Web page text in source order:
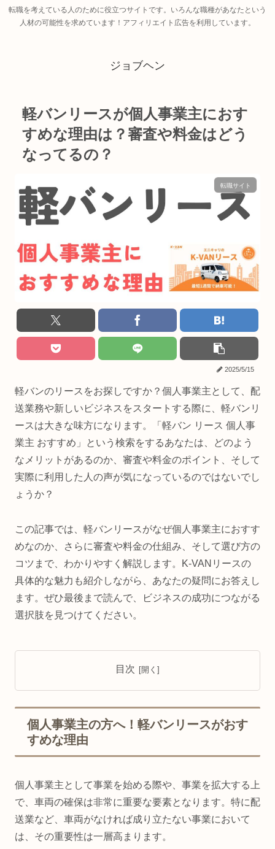
転職を考えている人のために役立つサイトです。いろんな職種があなたという
人材の可能性を求めています！アフィリエイト広告を利用しています。
ジョブヘン
軽バンリースが個人事業主におす
すめな理由は？審査や料金はどう
なってるの？
転職サイト
2025/5/15
軽バンのリースをお探しですか？個人事業主として、配
送業務や新しいビジネスをスタートする際に、軽バンリ
ースは大きな味方になります。「軽バン リース 個人事
業主 おすすめ」という検索をするあなたは、どのよう
なメリットがあるのか、審査や料金のポイント、そして
実際に利用した人の声が気になっているのではないでし
ょうか？
この記事では、軽バンリースがなぜ個人事業主におすす
めなのか、さらに審査や料金の仕組み、そして選び方の
コツまで、わかりやすく解説します。K-VANリースの
具体的な魅力も紹介しながら、あなたの疑問にお答えし
ます。ぜひ最後まで読んで、ビジネスの成功につながる
選択肢を見つけてください。
目次
個人事業主の方へ！軽バンリースがおす
すめな理由
個人事業主として事業を始める際や、事業を拡大する上
で、車両の確保は非常に重要な要素となります。特に配
送業など、車両がなければ成り立たない事業において
は、その重要性は一層高まります。